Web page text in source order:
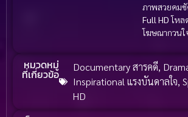
ภาพสวยคม
Full HDโหล
โฆษณากวน
หมวดหมู่
ที่เกี่ยวข้อ
Documentary สารคดี,
Inspirational แรงบันดาลใจ,
HD